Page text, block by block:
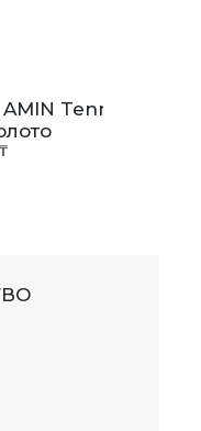
Tennis Amin